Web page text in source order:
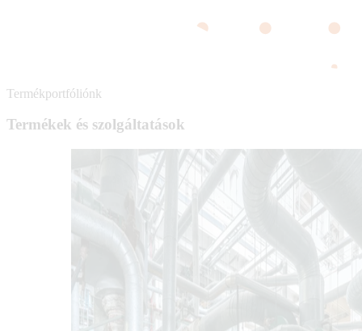
Termékportfóliónk
Termékek és szolgáltatások